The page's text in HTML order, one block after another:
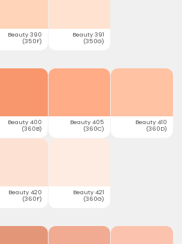
Beauty 390
(350F)
Beauty 391
(350G)
Beauty 400
(360B)
Beauty 405
(360C)
Beauty 410
(360D)
Beauty 420
(360F)
Beauty 421
(360G)